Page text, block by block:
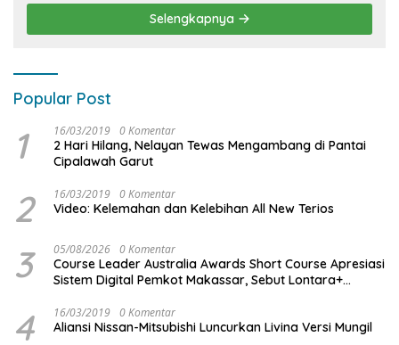
Selengkapnya
Popular Post
1 16/03/2019 0 Komentar
2 Hari Hilang, Nelayan Tewas Mengambang di Pantai
Cipalawah Garut
2 16/03/2019 0 Komentar
Video: Kelemahan dan Kelebihan All New Terios
3 05/08/2026 0 Komentar
Course Leader Australia Awards Short Course Apresiasi
Sistem Digital Pemkot Makassar, Sebut Lontara+
4 16/03/2019 0 Komentar
Aliansi Nissan-Mitsubishi Luncurkan Livina Versi Mungil